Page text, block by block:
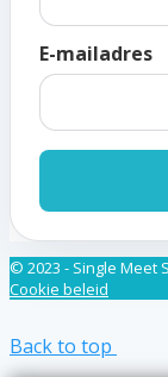
E-mailadres
© 2023 - Single Meet
Cookie beleid
Back to top